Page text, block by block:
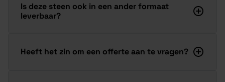
Is deze steen ook in een ander formaat
leverbaar?
Heeft het zin om een offerte aan te vragen?